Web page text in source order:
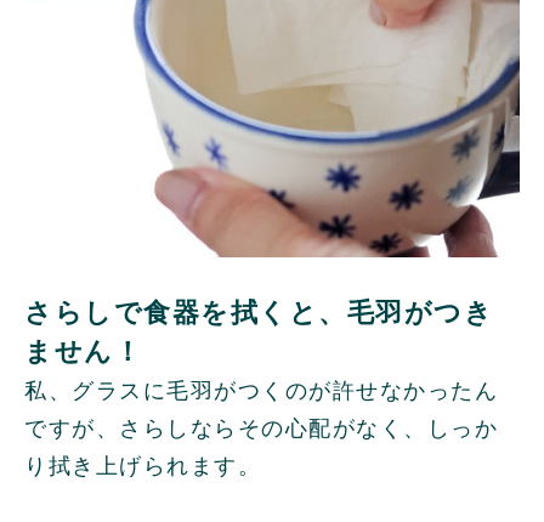
さらしで食器を拭くと、毛羽がつき
ません！
私、グラスに毛羽がつくのが許せなかったん
ですが、さらしならその心配がなく、しっか
り拭き上げられます。